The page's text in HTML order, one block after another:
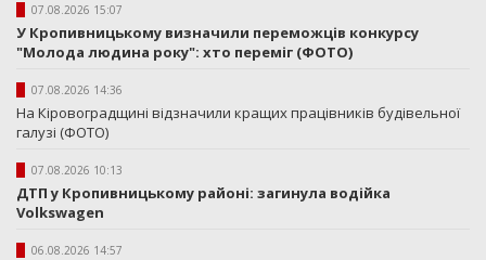
07.08.2026 15:07
У Кропивницькому визначили переможців конкурсу
"Молода людина року": хто переміг (ФОТО)
07.08.2026 14:36
На Кіровоградщині відзначили кращих працівників будівельної
галузі (ФОТО)
07.08.2026 10:13
ДТП у Кропивницькому районі: загинула водійка
Volkswagen
06.08.2026 14:57